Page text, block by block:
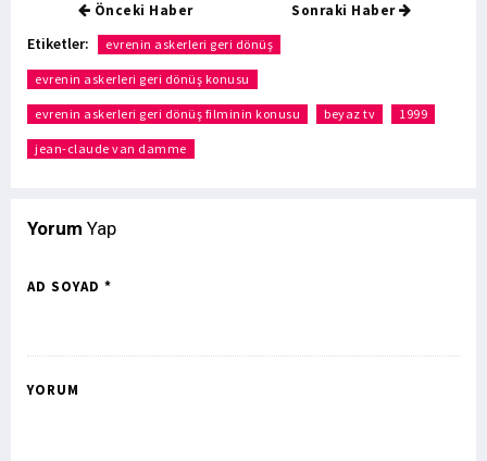
Önceki Haber Sonraki Haber
Etiketler: evrenin askerleri geri dönüş
evrenin askerleri geri dönüş konusu
evrenin askerleri geri dönüş filminin konusu beyaz tv 1999
jean-claude van damme
Yorum Yap
AD SOYAD *
YORUM